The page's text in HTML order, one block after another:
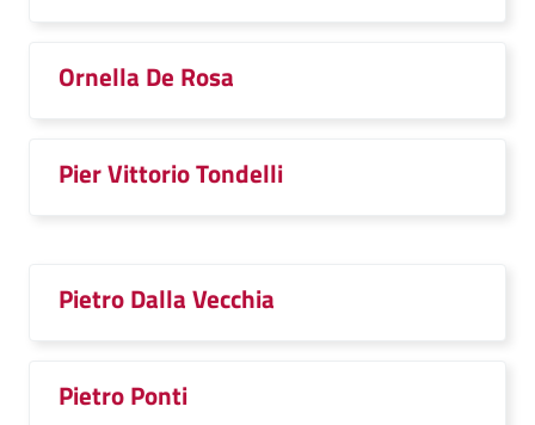
Ornella De Rosa
Pier Vittorio Tondelli
Pietro Dalla Vecchia
Pietro Ponti